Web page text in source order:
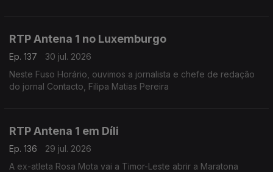
RTP Antena 1 no Luxemburgo
Ep. 137
30 jul. 2026
Neste Fuso Horário, ouvimos a jornalista e chefe de redação
do jornal Contacto, Filipa Matias Pereira
RTP Antena 1 em Díli
Ep. 136
29 jul. 2026
A ex-atleta Rosa Mota vai a Timor-Leste abrir a Maratona